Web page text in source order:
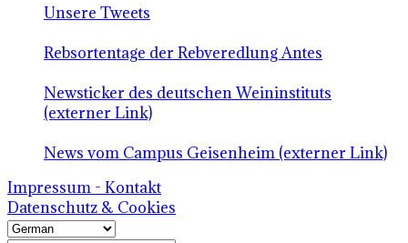
Unsere Tweets
Rebsortentage der Rebveredlung Antes
Newsticker des deutschen Weininstituts
(externer Link)
News vom Campus Geisenheim (externer Link)
Impressum - Kontakt
Datenschutz & Cookies